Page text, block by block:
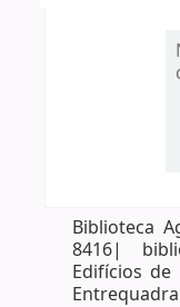
Biblioteca
8416|
Edifícios de